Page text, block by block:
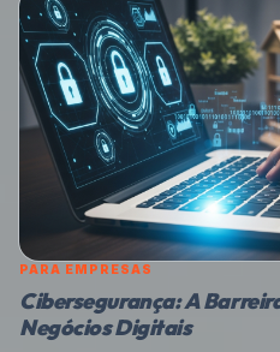
PARA EMPRESAS
Cibersegurança: A
Negócios Digitais